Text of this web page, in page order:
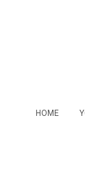
HOME